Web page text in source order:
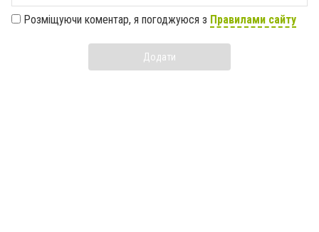
Розміщуючи коментар, я погоджуюся з Правилами сайту
Додати